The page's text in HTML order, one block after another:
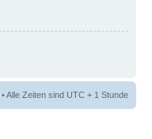
• Alle Zeiten sind UTC + 1 Stunde